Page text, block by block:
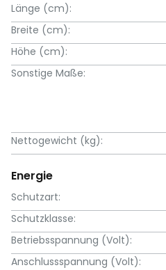
Länge (cm):
Breite (cm):
Höhe (cm):
Sonstige Maße:
Nettogewicht (kg):
Energie
Schutzart:
Schutzklasse:
Betriebsspannung (Volt):
Anschlussspannung (Volt):